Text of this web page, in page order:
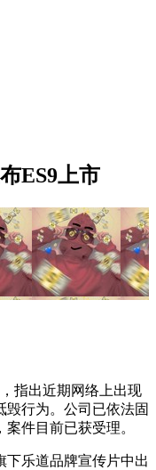
ES9上市
指出近期网络上出现
毁行为。公司已依法固
件目前已获受理。
下乐道品牌宣传片中出